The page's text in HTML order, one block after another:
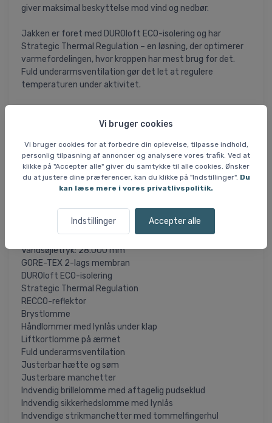
Vi bruger cookies
Vi bruger cookies for at forbedre din oplevelse, tilpasse indhold,
personlig tilpasning af annoncer og analysere vores trafik. Ved at
klikke på "Accepter alle" giver du samtykke til alle cookies. Ønsker
du at justere dine præferencer, kan du klikke på "Indstillinger". Du
kan læse mere i vores privatlivspolitik.
Indstillinger Accepter alle
giver maksimal beskyttelse mod vind og nedbør.
Jakken er foret med DUROloft ECO-isolering og har
Strategic Thermal Regulation – en løsning, der optimerer
varmefordelingen, hvor kroppen har mest brug for det.
Fuld underarmsventilation gør det let at regulere
temperaturen under aktivitet.
reflektor, justerbar hætte og søm, snefang, manchetter
blandt andet brystlomme, håndlommer med lynlås under
klap, liftkortlomme, sikkerhedslomme, samt indvendig
brillelomme med aftagelig pudseklud.
funktion i højsædet.
Specifikationer
Vandsøjletryk: 28.000 mm
GORE-TEX 2-lags membran
DUROloft ECO-isolering
Strategic Thermal Regulation
RECCO-reflektor
Brystlomme
Håndlommer med lynlås under klap
Liftkortlomme på ærmet
Fuld underarmsventilation
Justerbar hætte og søm
Justerbare manchetter
Indvendig brillelomme med aftagelig pudseklud
Indvendig sikkerhedslomme med lynlås
Indvendige strikmanchetter med tommelfingerhul